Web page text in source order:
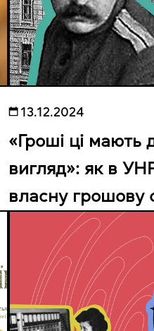
13.12.2024
«Гроші ці мають
вигляд»: як в
власну грошову